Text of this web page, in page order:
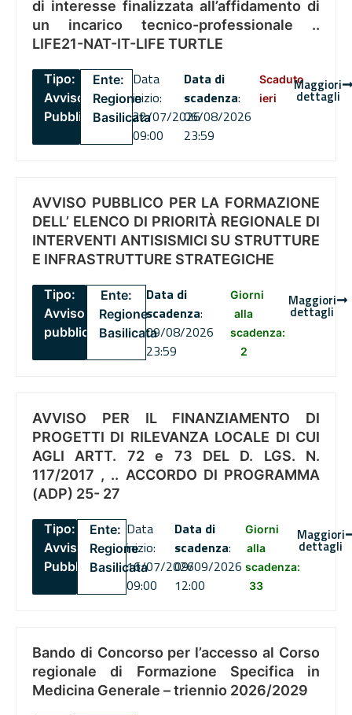
di interesse finalizzata all’affidamento di
un incarico tecnico-professionale ..
LIFE21-NAT-IT-LIFE TURTLE
Tipo:
Avviso
Pubblico
Ente:
Regione
Basilicata
Data
inizio:
22/07/2026
09:00
Data di
scadenza:
06/08/2026
23:59
Scaduto
ieri
Maggiori
dettagli
AVVISO PUBBLICO PER LA FORMAZIONE
DELL’ ELENCO DI PRIORITÀ REGIONALE DI
INTERVENTI ANTISISMICI SU STRUTTURE
E INFRASTRUTTURE STRATEGICHE
Tipo:
Avviso
pubblico
Ente:
Regione
Basilicata
Data di
scadenza:
09/08/2026
23:59
Giorni
alla
scadenza:
2
Maggiori
dettagli
AVVISO PER IL FINANZIAMENTO DI
PROGETTI DI RILEVANZA LOCALE DI CUI
AGLI ARTT. 72 e 73 DEL D. LGS. N.
117/2017 , .. ACCORDO DI PROGRAMMA
(ADP) 25- 27
Tipo:
Avviso
Pubblico
Ente:
Regione
Basilicata
Data
inizio:
16/07/2026
09:00
Data di
scadenza:
09/09/2026
12:00
Giorni
alla
scadenza:
33
Maggiori
dettagli
Bando di Concorso per l’accesso al Corso
regionale di Formazione Specifica in
Medicina Generale – triennio 2026/2029